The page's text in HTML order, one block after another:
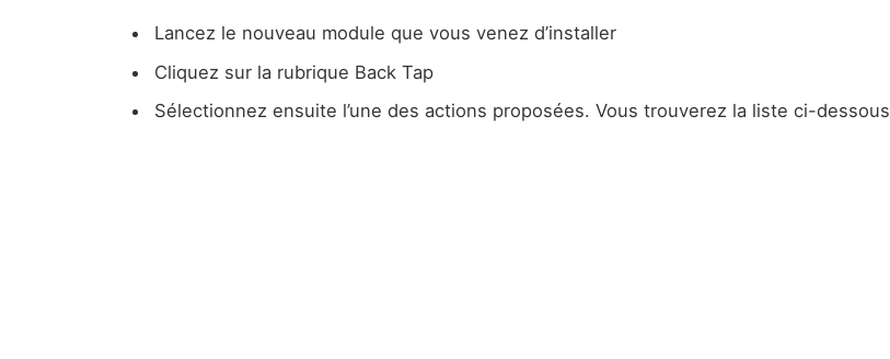
Lancez le nouveau module que vous venez d’installer
Cliquez sur la rubrique Back Tap
Sélectionnez ensuite l’une des actions proposées. Vous trouverez la liste ci-dessous